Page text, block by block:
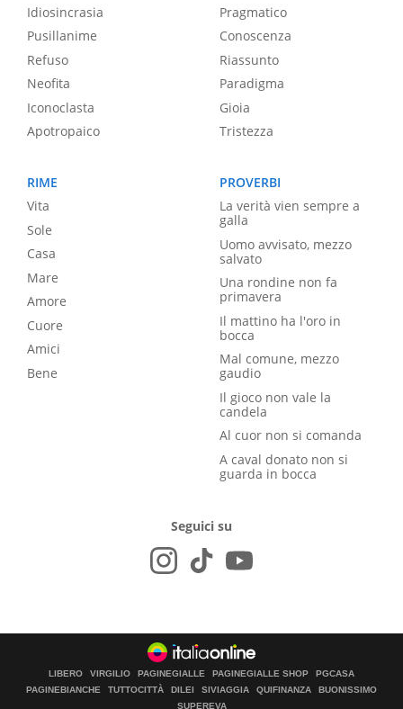
Idiosincrasia
Pusillanime
Refuso
Neofita
Iconoclasta
Apotropaico
Pragmatico
Conoscenza
Riassunto
Paradigma
Gioia
Tristezza
RIME
Vita
Sole
Casa
Mare
Amore
Cuore
Amici
Bene
PROVERBI
La verità vien sempre a
galla
Uomo avvisato, mezzo
salvato
Una rondine non fa
primavera
Il mattino ha l'oro in
bocca
Mal comune, mezzo
gaudio
Il gioco non vale la
candela
Al cuor non si comanda
A caval donato non si
guarda in bocca
Seguici su
LIBERO VIRGILIO PAGINEGIALLE PAGINEGIALLE SHOP
PGCASA
PAGINEBIANCHE
TUTTOCITTÀ DILEI SIVIAGGIA QUIFINANZA
BUONISSIMO
SUPEREVA